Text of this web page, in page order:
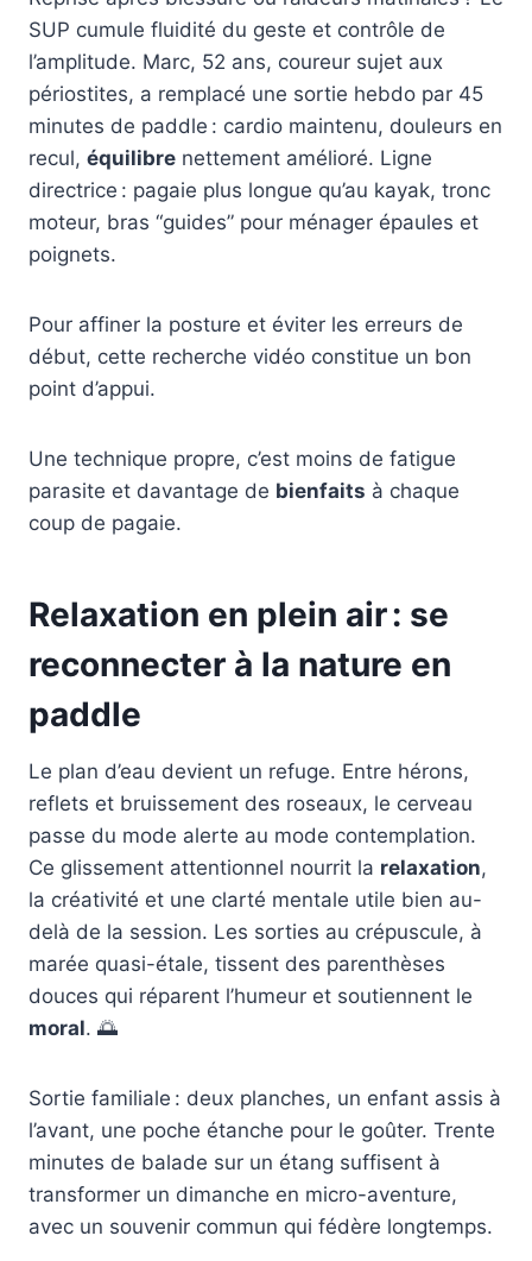
SUP cumule fluidité du geste et contrôle de
l’amplitude. Marc, 52 ans, coureur sujet aux
périostites, a remplacé une sortie hebdo par 45
minutes de paddle : cardio maintenu, douleurs en
recul, équilibre nettement amélioré. Ligne
directrice : pagaie plus longue qu’au kayak, tronc
moteur, bras “guides” pour ménager épaules et
poignets.
Pour affiner la posture et éviter les erreurs de
début, cette recherche vidéo constitue un bon
point d’appui.
Une technique propre, c’est moins de fatigue
parasite et davantage de bienfaits à chaque
coup de pagaie.
Relaxation en plein air : se
reconnecter à la nature en
paddle
Le plan d’eau devient un refuge. Entre hérons,
reflets et bruissement des roseaux, le cerveau
passe du mode alerte au mode contemplation.
Ce glissement attentionnel nourrit la relaxation,
la créativité et une clarté mentale utile bien au-
delà de la session. Les sorties au crépuscule, à
marée quasi-étale, tissent des parenthèses
douces qui réparent l’humeur et soutiennent le
moral. 🌅
Sortie familiale : deux planches, un enfant assis à
l’avant, une poche étanche pour le goûter. Trente
minutes de balade sur un étang suffisent à
transformer un dimanche en micro-aventure,
avec un souvenir commun qui fédère longtemps.